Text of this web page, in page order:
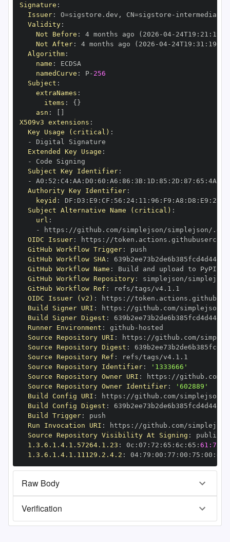
Signature :
Issuer: O=sigstore.dev , CN=sigstore -
Validity:
Not Before : 4 months ago (2026 -04- 24T19 : 21 :
Not After: 4 months ago (2026 -04- 24T19 : 31 : 19+00
Algorithm:
name :
namedCurve : P- 256
Subject :
extraNames :
items : { }
asn :
X509v3 extensions :
Key Usage (critical) :
-
Extended Key Usage :
-
Subject Key Identifier:
-
A0 : 52 : C4: AA : D0 : 60 : A6 : 86 : 3B: 1D : 85 : 2D : 87 : 65 : 4A
Authority Key Identifier:
keyid : DF : D3 : E9 : CF : 56 : 24: 11 : 96 : F9 : A8 : D8 : E9 : 28
Subject Alternative Name (critical) :
url :
-
https : //github.com/simplejson/simplejson/
OIDC Issuer: https :
GitHub Workflow Trigger:
GitHub Workflow SHA:
GitHub Workflow Name :
GitHub Workflow Repository:
GitHub Workflow Ref :
OIDC Issuer (v2) : https :
Build Signer URI : https : //github.com/simplejson/
Build Signer Digest :
Runner Environment : github -
Source Repository URI : https :
Source Repository Digest :
Source Repository Ref :
Source Repository Identifier:
'1333666'
Source Repository Owner URI : https :
Source Repository Owner Identifier:
'602889'
Build Config URI : https : //github.com/simplejson/
Build Config Digest :
Build Trigger:
Run Invocation URI : https :
Source Repository Visibility At Signing :
1.3.6.1.4.1.57264.1.23 : 0c : 07 : 72 : 65 : 6c : 65 :
1.3.6.1.4.1.11129.2.4.2 : 04: 79 : 00 : 77 : 00 : 75 : 00 : dd
Raw Body
Verification